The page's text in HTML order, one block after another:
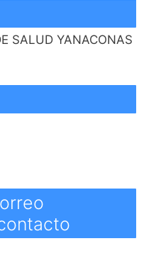
SALUD YANACONAS